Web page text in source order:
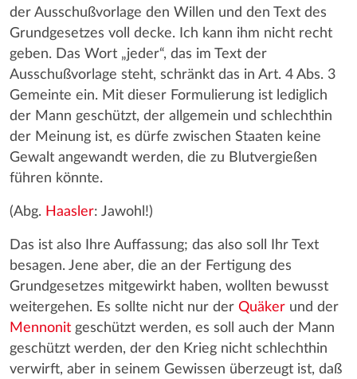
der Ausschußvorlage den Willen und den Text des
Grundgesetzes voll decke. Ich kann ihm nicht recht
geben. Das Wort „jeder“, das im Text der
Ausschußvorlage steht, schränkt das in Art. 4 Abs. 3
Gemeinte ein. Mit dieser Formulierung ist lediglich
der Mann geschützt, der allgemein und schlechthin
der Meinung ist, es dürfe zwischen Staaten keine
Gewalt angewandt werden, die zu Blutvergießen
führen könnte.
(Abg. Haasler: Jawohl!)
Das ist also Ihre Auffassung; das also soll Ihr Text
besagen. Jene aber, die an der Fertigung des
Grundgesetzes mitgewirkt haben, wollten bewusst
weitergehen. Es sollte nicht nur der Quäker und der
Mennonit geschützt werden, es soll auch der Mann
geschützt werden, der den Krieg nicht schlechthin
verwirft, aber in seinem Gewissen überzeugt ist, daß